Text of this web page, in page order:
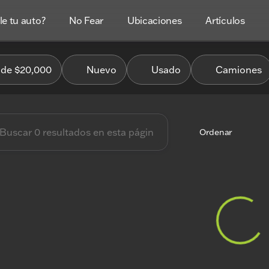
tu auto? No Fear Ubicaciones Artículos
Coches
$20,000 Nuevo Usado Camiones
Ordenar